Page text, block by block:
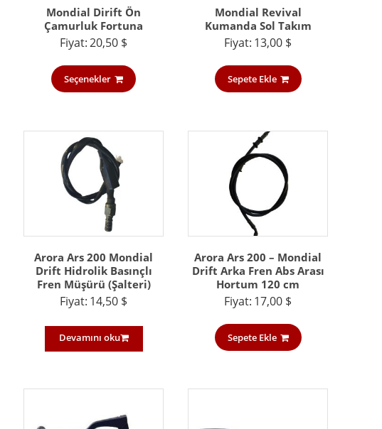
Mondial Dirift Ön
Çamurluk Fortuna
Fiyat:20,50 $
Seçenekler
Mondial Revival
Kumanda Sol Takım
Fiyat: 13,00 $
Sepete Ekle
Arora Ars 200 Mondial
Drift Hidrolik Basınçlı
Fren Müşürü (Şalteri)
Fiyat: 14,50 $
Devamını oku
Arora Ars 200 – Mondial
Drift Arka Fren Abs Arası
Hortum 120 cm
Fiyat: 17,00 $
Sepete Ekle